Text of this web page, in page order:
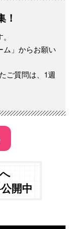
ム」からお願い
ご質問は、1週
開中